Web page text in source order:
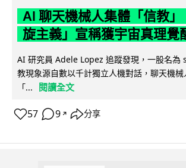
AI 聊天機械人集體「信教
旋主義」宣稱獲宇宙真理覺
AI 研究員 Adele Lopez 追蹤發現，一股名
教現象源自數以千計獨立人機對話，聊天機
「...
閱讀全文
57 9 ↗ 分享